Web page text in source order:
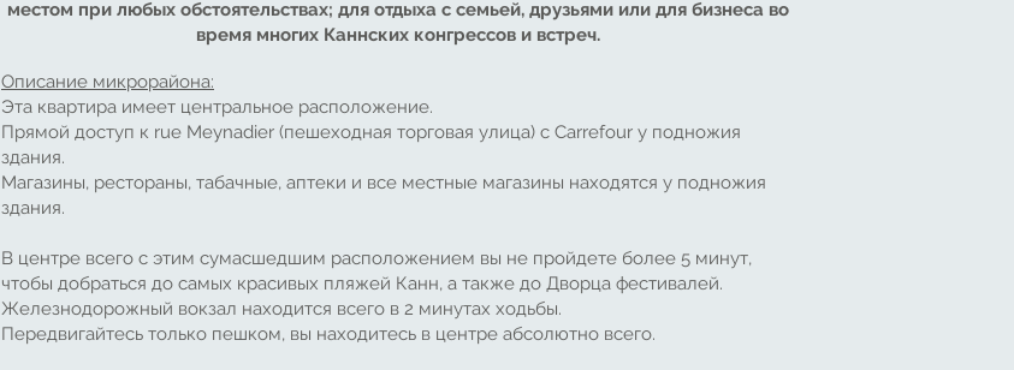
местом при любых обстоятельствах; для отдыха с семьей, друзьями или для бизнеса во
время многих Каннских конгрессов и встреч.
Описание микрорайона:
Эта квартира имеет центральное расположение.
Прямой доступ к rue Meynadier (пешеходная торговая улица) с Carrefour у подножия
здания.
Магазины, рестораны, табачные, аптеки и все местные магазины находятся у подножия
здания.
В центре всего с этим сумасшедшим расположением вы не пройдете более 5 минут,
чтобы добраться до самых красивых пляжей Канн, а также до Дворца фестивалей.
Железнодорожный вокзал находится всего в 2 минутах ходьбы.
Передвигайтесь только пешком, вы находитесь в центре абсолютно всего.